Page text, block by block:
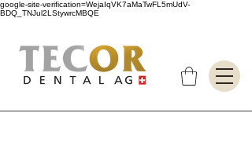
google-site-verification=WejaIqVK7aMaTwFL5mUdV-
BDQ_TNJul2LStywrcMBQE